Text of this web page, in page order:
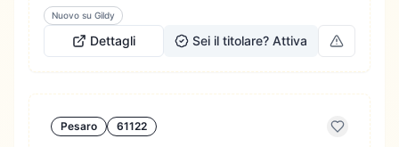
Nuovo su Gildy
Dettagli Sei il titolare? Attiva
Pesaro 61122